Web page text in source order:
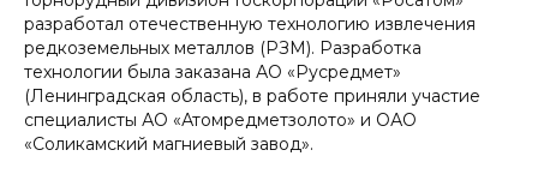
разработал отечественную технологию извлечения
редкоземельных металлов (РЗМ). Разработка
технологии была заказана АО «Русредмет»
(Ленинградская область), в работе приняли участие
специалисты АО «Атомредметзолото» и ОАО
«Соликамский магниевый завод».